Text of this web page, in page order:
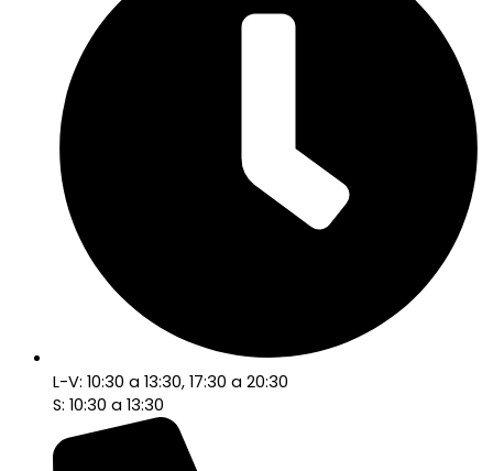
L-V: 10:30 a 13:30, 17:30 a 20:30
S: 10:30 a 13:30